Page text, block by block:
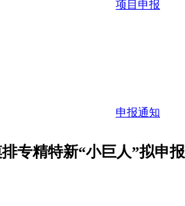
项目申报
申报通知
专精特新“小巨人”拟申报